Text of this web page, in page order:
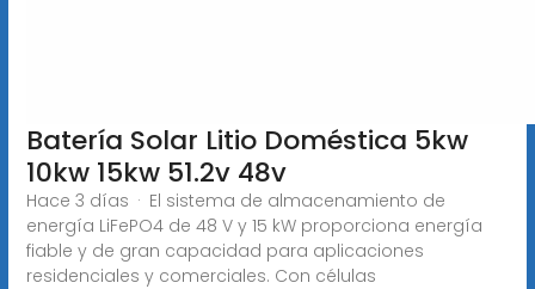
Batería Solar Litio Doméstica 5kw
10kw 15kw 51.2v 48v
Hace 3 días · El sistema de almacenamiento de
energía LiFePO4 de 48 V y 15 kW proporciona energía
fiable y de gran capacidad para aplicaciones
residenciales y comerciales. Con células